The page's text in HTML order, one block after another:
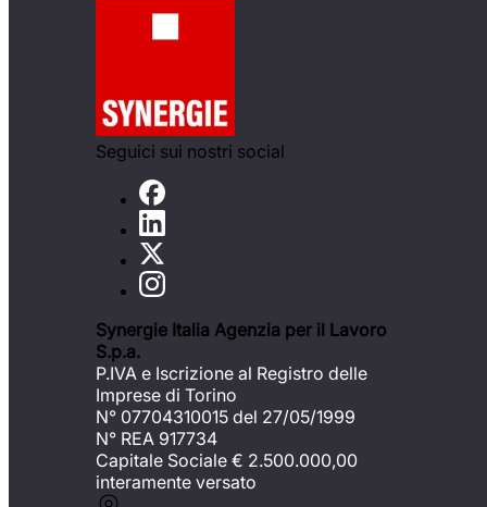
Seguici sui nostri social
Synergie Italia Agenzia per il Lavoro
S.p.a.
P.IVA e Iscrizione al Registro delle
Imprese di Torino
N° 07704310015 del 27/05/1999
N° REA 917734
Capitale Sociale € 2.500.000,00
interamente versato